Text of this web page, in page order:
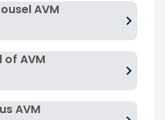
AVM
of AVM
AVM